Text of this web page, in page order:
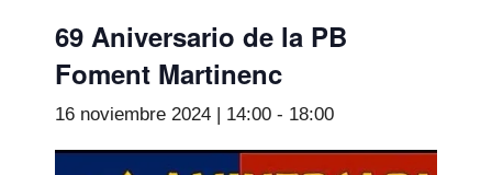
69 Aniversario de la PB
Foment Martinenc
16 noviembre 2024 | 14:00 - 18:00